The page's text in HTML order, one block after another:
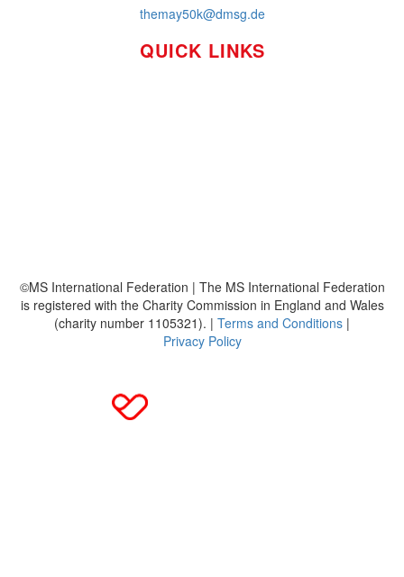
themay50k@dmsg.de
QUICK LINKS
©MS International Federation | The MS International Federation
is registered with the Charity Commission in England and Wales
(charity number 1105321). | Terms and Conditions |
Privacy Policy